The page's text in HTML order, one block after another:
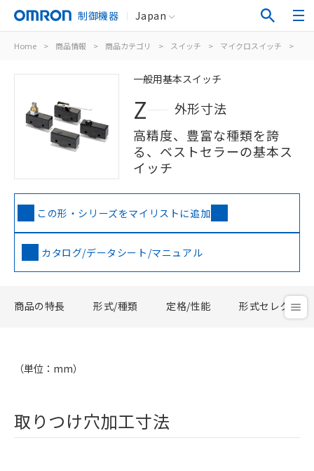
制御機器 Japan
Home > 商品情報 > 商品カテゴリ > スイッチ > マイクロスイッチ >
一般用基本スイッチ
Z
外形寸法
高精度、豊富な種類を誇
る、ベストセラーの基本ス
イッチ
この形・シリーズをマイリストに追加
カタログ/データシート/マニュアル
商品の特長 形式/種類 定格/性能 形式セレクタ
（単位：mm）
取りつけ穴加工寸法